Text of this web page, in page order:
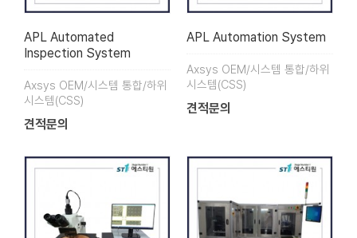
APL Automated
Inspection System
Axsys OEM/시스템 통합/하위
시스템(CSS)
견적문의
APL Automation System
Axsys OEM/시스템 통합/하위
시스템(CSS)
견적문의